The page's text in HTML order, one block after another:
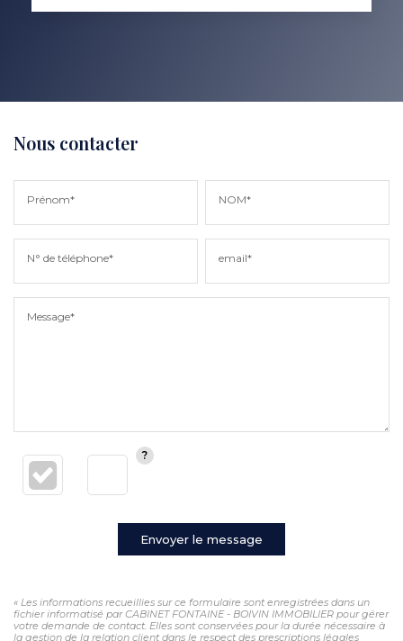
Nous contacter
Prénom* NOM*
N° de téléphone* email*
Message*
Envoyer le message
« Les informations recueillies sur ce formulaire sont enregistrées dans un
fichier informatisé par CABINET FONTAINE - BOIVIN IMMOBILIER pour gérer
votre demande de contact. Elles sont conservées pour la durée nécessaire à
la gestion de la relation client dans le respect des prescriptions légales